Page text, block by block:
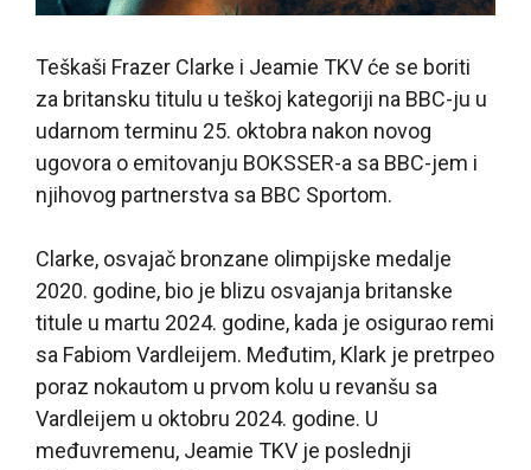
Teškaši Frazer Clarke i Jeamie TKV će se boriti
za britansku titulu u teškoj kategoriji na BBC-ju u
udarnom terminu 25. oktobra nakon novog
ugovora o emitovanju BOKSSER-a sa BBC-jem i
njihovog partnerstva sa BBC Sportom.
Clarke, osvajač bronzane olimpijske medalje
2020. godine, bio je blizu osvajanja britanske
titule u martu 2024. godine, kada je osigurao remi
sa Fabiom Vardleijem. Međutim, Klark je pretrpeo
poraz nokautom u prvom kolu u revanšu sa
Vardleijem u oktobru 2024. godine. U
međuvremenu, Jeamie TKV je poslednji